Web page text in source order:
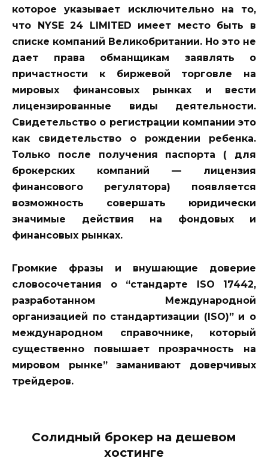
которое указывает исключительно на то,
что NYSE 24 LIMITED имеет место быть в
списке компаний Великобритании. Но это не
дает права обманщикам заявлять о
причастности к биржевой торговле на
мировых финансовых рынках и вести
лицензированные виды деятельности.
Свидетельство о регистрации компании это
как свидетельство о рождении ребенка.
Только после получения паспорта ( для
брокерских компаний — лицензия
финансового регулятора) появляется
возможность совершать юридически
значимые действия на фондовых и
финансовых рынках.
Громкие фразы и внушающие доверие
словосочетания о “стандарте ISO 17442,
разработанном Международной
организацией по стандартизации (ISO)” и о
международном справочнике, который
существенно повышает прозрачность на
мировом рынке” заманивают доверчивых
трейдеров.
Солидный брокер на дешевом
хостинге